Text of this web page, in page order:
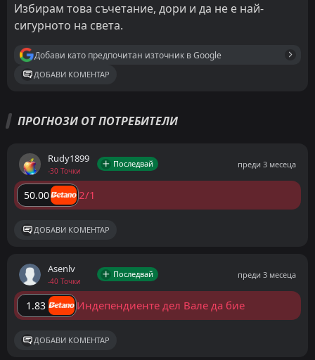
Избирам това съчетание, дори и да не е най-
сигурното на света.
Добави като предпочитан източник в Google
ДОБАВИ КОМЕНТАР
ПРОГНОЗИ ОТ ПОТРЕБИТЕЛИ
Rudy1899
-30 Точки
Последвай преди 3 месеца
50.00 2/1
ДОБАВИ КОМЕНТАР
Asenlv
-40 Точки
Последвай преди 3 месеца
1.83 Индепендиенте дел Вале да бие
ДОБАВИ КОМЕНТАР